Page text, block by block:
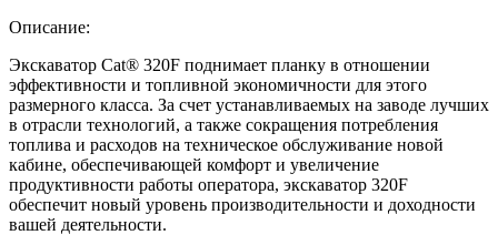
Описание:
Экскаватор Cat® 320F поднимает планку в отношении
эффективности и топливной экономичности для этого
размерного класса. За счет устанавливаемых на заводе лучших
в отрасли технологий, а также сокращения потребления
топлива и расходов на техническое обслуживание новой
кабине, обеспечивающей комфорт и увеличение
продуктивности работы оператора, экскаватор 320F
обеспечит новый уровень производительности и доходности
вашей деятельности.